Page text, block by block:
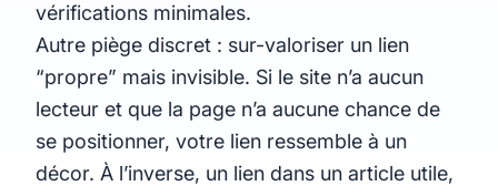
vérifications minimales.
Autre piège discret : sur-valoriser un lien
“propre” mais invisible. Si le site n’a aucun
lecteur et que la page n’a aucune chance de
se positionner, votre lien ressemble à un
décor. À l’inverse, un lien dans un article utile,